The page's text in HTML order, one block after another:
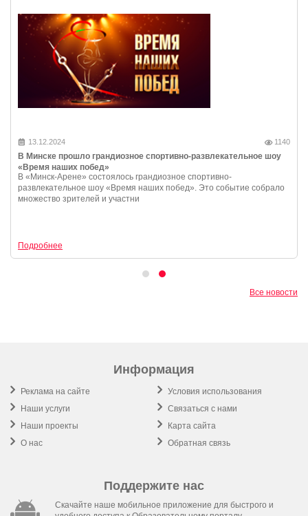
13.12.2024 1140
В Минске прошло грандиозное спортивно-развлекательное шоу
«Время наших побед»
В «Минск-Арене» состоялось грандиозное спортивно-
развлекательное шоу «Время наших побед». Это событие собрало
множество зрителей и участни
Подробнее
Все новости
Информация
Реклама на сайте
Наши услуги
Наши проекты
О нас
Условия использования
Связаться с нами
Карта сайта
Обратная связь
Поддержите нас
Скачайте наше мобильное приложение для быстрого и